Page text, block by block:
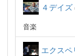
４デイズ
音楽
エクスペ